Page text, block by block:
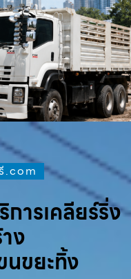
.com
ารเคลียร์ริ่ง
ง
นขยะทิ้ง